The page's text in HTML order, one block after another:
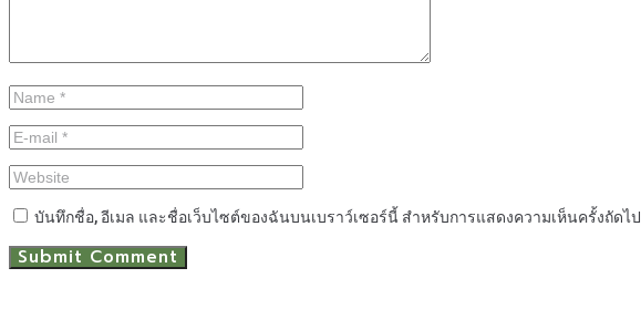
บันทึกชื่อ, อีเมล และชื่อเว็บไซต์ของฉันบนเบราว์เซอร์นี้ สำหรับการแสดงความเห็นครั้งถัดไป